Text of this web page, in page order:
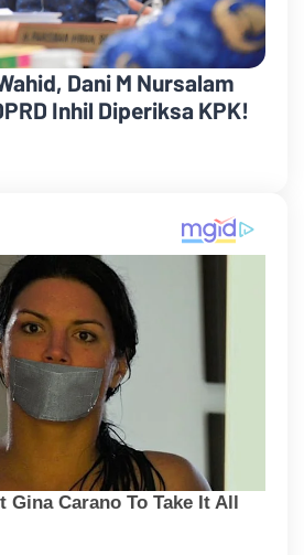
Dani M Nursalam
Inhil Diperiksa KPK!